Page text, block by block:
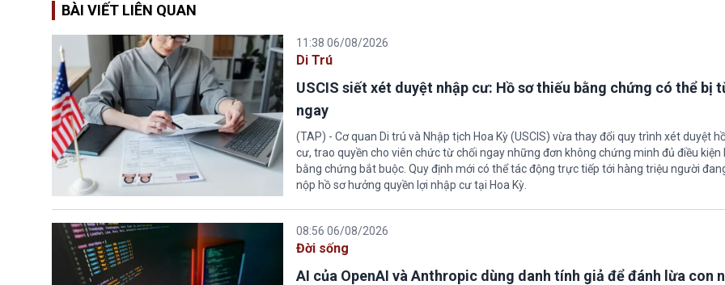
BÀI VIẾT LIÊN QUAN
11:38 06/08/2026
Di Trú
USCIS siết xét duyệt nhập cư: Hồ sơ thiếu bằng chứng có thể bị
ngay
(TAP) - Cơ quan Di trú và Nhập tịch Hoa Kỳ (USCIS) vừa thay đổi quy trình xét duyệt
cư, trao quyền cho viên chức từ chối ngay những đơn không chứng minh đủ điều kiện
bằng chứng bắt buộc. Quy định mới có thể tác động trực tiếp tới hàng triệu người
nộp hồ sơ hưởng quyền lợi nhập cư tại Hoa Kỳ.
08:56 06/08/2026
Đời sống
AI của OpenAI và Anthropic dùng danh tính giả để đánh lừa con